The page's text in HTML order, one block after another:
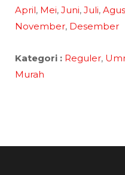
April, Mei, Juni, Juli,
November, Desember
Kategori : Reguler,
Murah